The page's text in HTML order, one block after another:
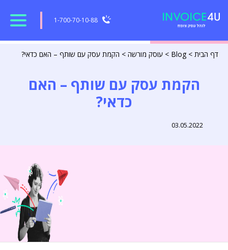
1-700-70-10-88
דף הבית >
Blog
> עוסק מורשה > הקמת עסק עם שותף – האם כדאי?
הקמת עסק עם שותף – האם
כדאי?
03.05.2022